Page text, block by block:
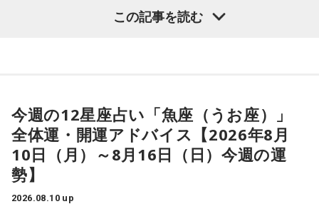
全然説得力を失うかと。小渕優子さん、何のために税調やめ
たんですかみたいな。よく勉強した方が良かったんじゃない
「そうですね」
上念「本当は、でも歳出削減した方がいいんですよ。減税し
た分だけ恒久的に政府を小さくした方がインフレの時にはイ
ンフレ対策になるんですけどね。まあでも小さくしないで、
このまま現状維持でやるっつんだったら、2年ぐらいだったら
★ワンポイントアドバイス★
悪習慣に思うことがあれば、変えていくタイミング。変えて
いく過程でキツい時もありそうですが、しっかり向き合うと
良いでしょう。
この記事を読む
今週の12星座占い「魚座（うお座）」
全体運・開運アドバイス【2026年8月
10日（月）～8月16日（日）今週の運
勢】
2026.08.10 up